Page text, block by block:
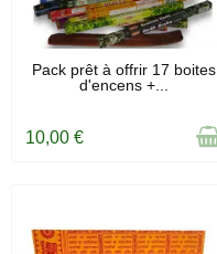
RUPTURE DE STOCK
Pack prêt à offrir 17 boites
d'encens +...
10,00 €